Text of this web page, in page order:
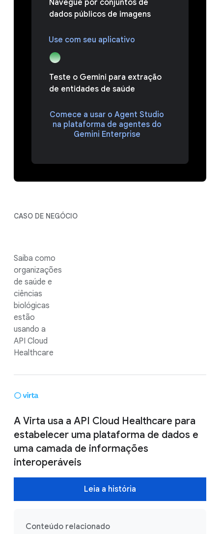
Navegue por conjuntos de
dados públicos de imagens
Use com seu aplicativo
Teste o Gemini para extração
de entidades de saúde
Comece a usar o Agent Studio
na plataforma de agentes do
Gemini Enterprise
CASO DE NEGÓCIO
Saiba como
organizações
de saúde e
ciências
biológicas
estão
usando a
API Cloud
Healthcare
A Virta usa a API Cloud Healthcare para
estabelecer uma plataforma de dados e
uma camada de informações
interoperáveis
Leia a história
Conteúdo relacionado